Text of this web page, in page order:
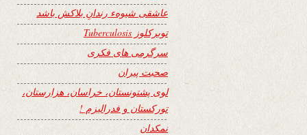
عاشقی شیوهء رندانِ بلاکش باشد
توبرکلوز Tuberculosis
سرگرمی های فکری
صحبت پیران
لوی پشتونستان، خراسان، هزارستان،
تورکستان و فدرالیزم !
نمکدان